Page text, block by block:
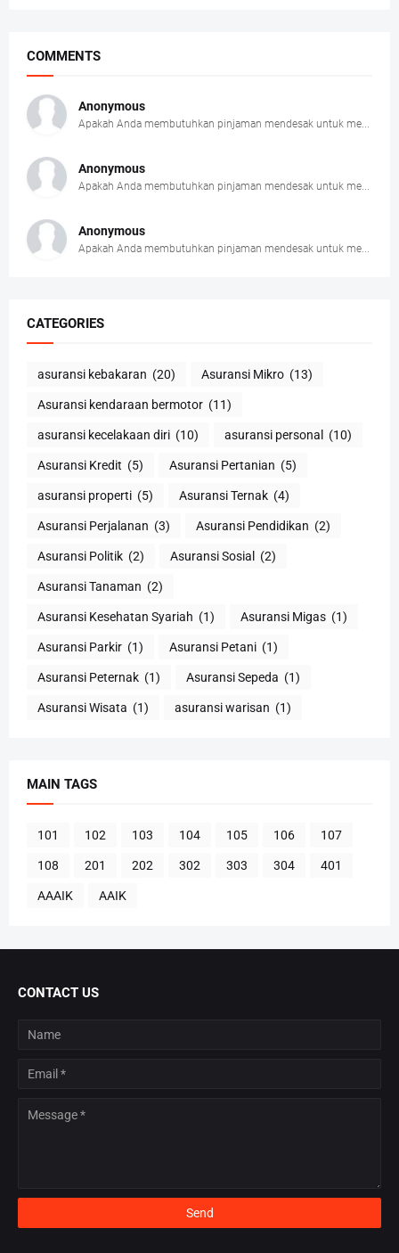
COMMENTS
Anonymous
Apakah Anda membutuhkan pinjaman mendesak untuk me...
Anonymous
Apakah Anda membutuhkan pinjaman mendesak untuk me...
Anonymous
Apakah Anda membutuhkan pinjaman mendesak untuk me...
CATEGORIES
asuransi kebakaran (20) Asuransi Mikro (13)
Asuransi kendaraan bermotor (11)
asuransi kecelakaan diri (10) asuransi personal (10)
Asuransi Kredit (5) Asuransi Pertanian (5)
asuransi properti (5) Asuransi Ternak (4)
Asuransi Perjalanan (3) Asuransi Pendidikan (2)
Asuransi Politik (2) Asuransi Sosial (2)
Asuransi Tanaman (2)
Asuransi Kesehatan Syariah (1) Asuransi Migas (1)
Asuransi Parkir (1) Asuransi Petani (1)
Asuransi Peternak (1) Asuransi Sepeda (1)
Asuransi Wisata (1) asuransi warisan (1)
MAIN TAGS
101 102 103 104 105 106 107
108 201 202 302 303 304 401
AAAIK AAIK
CONTACT US